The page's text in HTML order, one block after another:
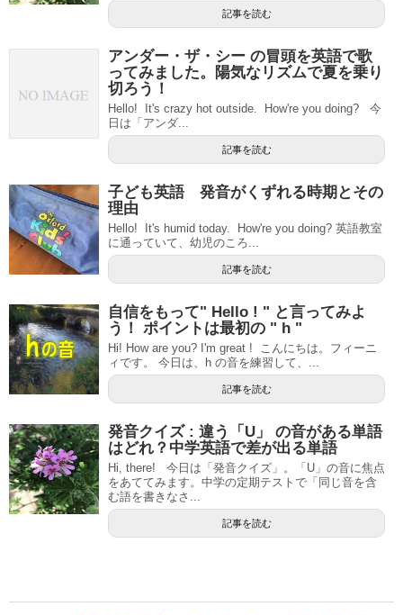
記事を読む
アンダー・ザ・シー の冒頭を英語で歌
ってみました。陽気なリズムで夏を乗り
切ろう！
Hello! It's crazy hot outside. How're you doing? 今
日は「アンダ...
記事を読む
子ども英語 発音がくずれる時期とその
理由
Hello! It's humid today. How're you doing? 英語教室
に通っていて、幼児のころ...
記事を読む
自信をもって" Hello ! " と言ってみよ
う！ ポイントは最初の " h "
Hi! How are you? I'm great ! こんにちは。フィーニ
ィです。 今日は、h の音を練習して、...
記事を読む
発音クイズ : 違う「U」 の音がある単語
はどれ？中学英語で差が出る単語
Hi, there! 今日は「発音クイズ」。「U」の音に焦点
をあててみます。中学の定期テストで「同じ音を含
む語を書きなさ...
記事を読む